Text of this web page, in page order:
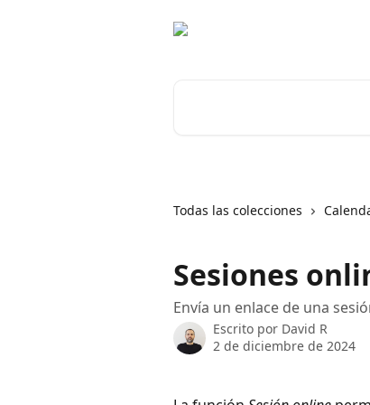
Todas las colecciones
Sesiones
Envía un enlace de una
Escrito por David R
2 de diciembre de 2024